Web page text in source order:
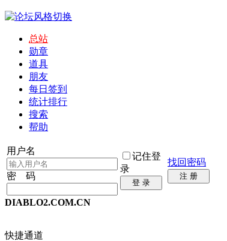
总站
勋章
道具
朋友
每日签到
统计排行
搜索
帮助
用户名
密 码
记住登
录
登 录
找回密码
注 册
DIABLO2.COM.CN
快捷通道